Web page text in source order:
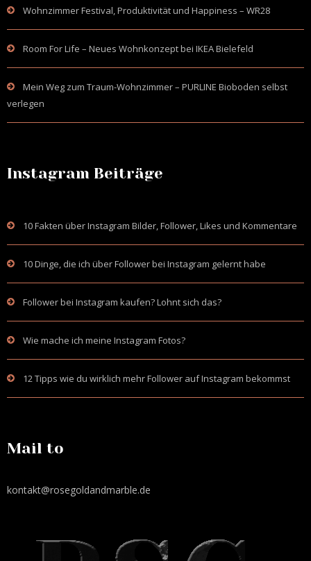
Wohnzimmer Festival, Produktivität und Happiness – WR28
Room For Life – Neues Wohnkonzept bei IKEA Bielefeld
Mein Weg zum Traum-Wohnzimmer – PURLINE Bioboden selbst
verlegen
Instagram Beiträge
10 Fakten über Instagram Bilder, Follower, Likes und Kommentare
10 Dinge, die ich über Follower bei Instagram gelernt habe
Follower bei Instagram kaufen? Lohnt sich das?
Wie mache ich meine Instagram Fotos?
12 Tipps wie du wirklich mehr Follower auf Instagram bekommst
Mail to
kontakt@rosegoldandmarble.de